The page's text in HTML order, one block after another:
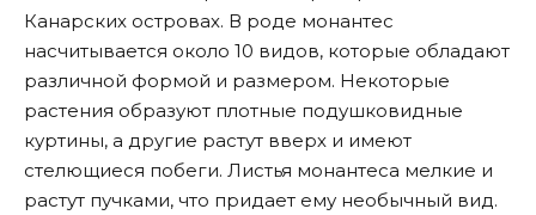
Канарских островах. В роде монантес
насчитывается около 10 видов, которые обладают
различной формой и размером. Некоторые
растения образуют плотные подушковидные
куртины, а другие растут вверх и имеют
стелющиеся побеги. Листья монантеса мелкие и
растут пучками, что придает ему необычный вид.